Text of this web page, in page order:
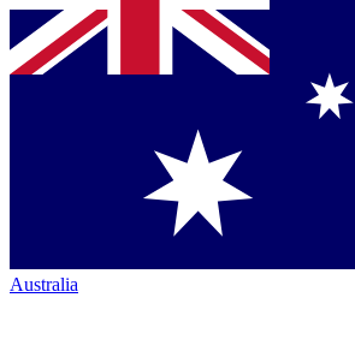
Australia